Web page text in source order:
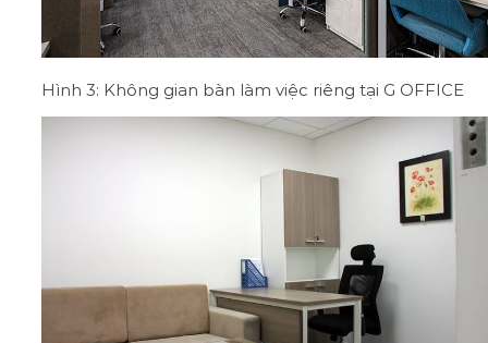
Hình 3: Không gian bàn làm việc riêng tại G OFFICE